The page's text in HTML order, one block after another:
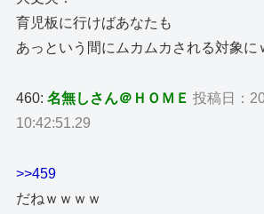
育児板に行けばあなたも
あっという間にムカムカされる対象に
460:名無しさん＠ＨＯＭＥ 投稿日：
10:42:51.29
>>459
だねｗｗｗｗ